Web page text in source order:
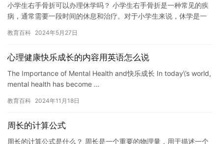
小学生右手骨折可以办理休学吗？ 小学生右手骨折是一种常见的疾
病，通常需要一段时间的休息和治疗。对于小学生来说，休学是一
右手…
教育百科 2024年5月27日
心理健康快乐成长的内容用英语怎么说
The Importance of Mental Health and快乐成长 In today\’s world,
mental health has become …
教育百科 2024年11月18日
周长的计算公式
周长的计算公式是什么？ 周长是一个重要的物理量，用于描述一个